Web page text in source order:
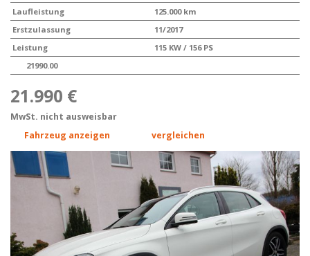
Laufleistung
125.000 km
Erstzulassung
11/2017
Leistung
115 KW / 156 PS
21990.00
21.990 €
MwSt. nicht ausweisbar
Fahrzeug anzeigen
vergleichen